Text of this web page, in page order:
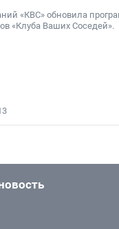
«КВС» обновила
«Клуба Ваших Соседей».